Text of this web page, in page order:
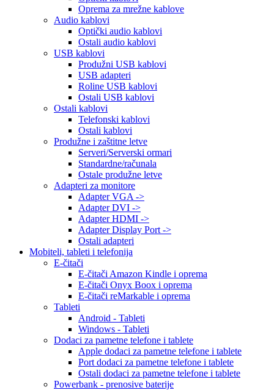
Oprema za mrežne kablove
Audio kablovi
Optički audio kablovi
Ostali audio kablovi
USB kablovi
Produžni USB kablovi
USB adapteri
Roline USB kablovi
Ostali USB kablovi
Ostali kablovi
Telefonski kablovi
Ostali kablovi
Produžne i zaštitne letve
Serveri/Serverski ormari
Standardne/računala
Ostale produžne letve
Adapteri za monitore
Adapter VGA ->
Adapter DVI ->
Adapter HDMI ->
Adapter Display Port ->
Ostali adapteri
Mobiteli, tableti i telefonija
E-čitači
E-čitači Amazon Kindle i oprema
E-čitači Onyx Boox i oprema
E-čitači reMarkable i oprema
Tableti
Android - Tableti
Windows - Tableti
Dodaci za pametne telefone i tablete
Apple dodaci za pametne telefone i tablete
Port dodaci za pametne telefone i tablete
Ostali dodaci za pametne telefone i tablete
Powerbank - prenosive baterije